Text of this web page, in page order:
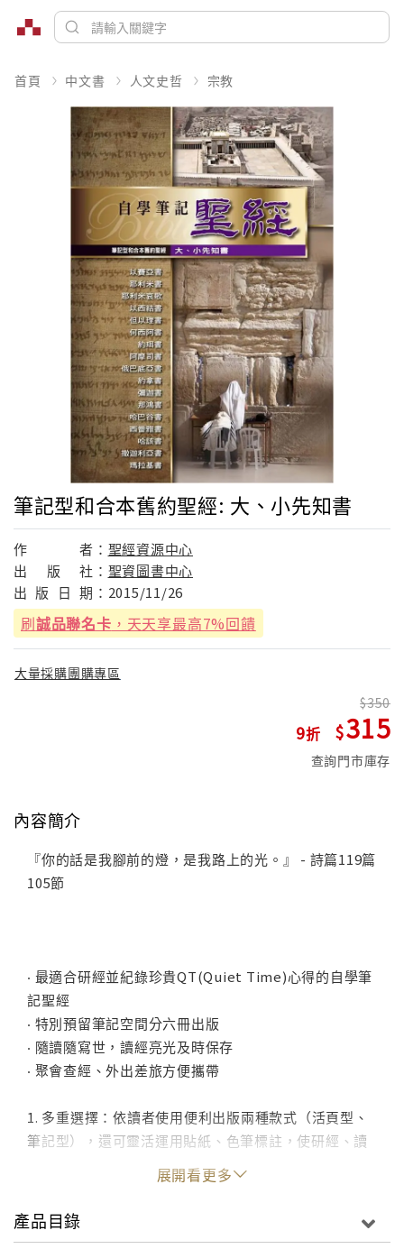
首頁 中文書 人文史哲 宗教
筆記型和合本舊約聖經: 大、小先知書
作 者： 聖經資源中心
出
版 社： 聖資圖書中心
出 版 日 期： 2015/11/26
刷誠品聯名卡 ，天天享最高7%回饋
大量採購團購專區
9
350
315
查詢門市庫存
內容簡介
『你的話是我腳前的燈，是我路上的光。』 - 詩篇119篇
105節
‧ 最適合研經並紀錄珍貴QT(Quiet Time)心得的自學筆
記聖經
‧ 特別預留筆記空間分六冊出版
‧ 隨讀隨寫世，讀經亮光及時保存
‧ 聚會查經、外出差旅方便攜帶
1. 多重選擇：依讀者使用便利出版兩種款式（活頁型、
筆記型），還可靈活運用貼紙、色筆標註，使研經、讀
2. 方便攜帶：採用分卷方式（共六本）出版，外出聚會
展開看更多
產品目錄